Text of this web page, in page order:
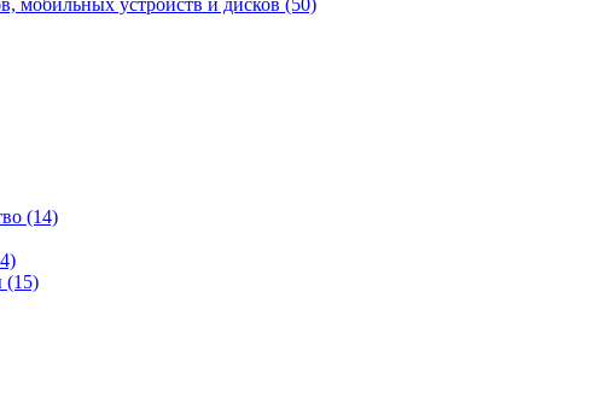
мобильных устройств и дисков (50)
(14)
(15)